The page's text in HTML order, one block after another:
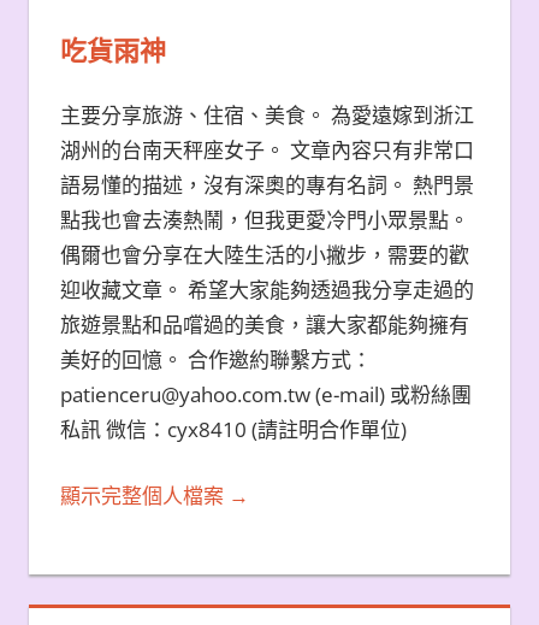
吃貨雨神
主要分享旅游、住宿、美食。 為愛遠嫁到浙江
湖州的台南天秤座女子。 文章內容只有非常口
語易懂的描述，沒有深奧的專有名詞。 熱門景
點我也會去湊熱鬧，但我更愛冷門小眾景點。
偶爾也會分享在大陸生活的小撇步，需要的歡
迎收藏文章。 希望大家能夠透過我分享走過的
旅遊景點和品嚐過的美食，讓大家都能夠擁有
美好的回憶。 合作邀約聯繫方式：
patienceru@yahoo.com.tw (e-mail) 或粉絲團
私訊 微信：cyx8410 (請註明合作單位)
顯示完整個人檔案 →